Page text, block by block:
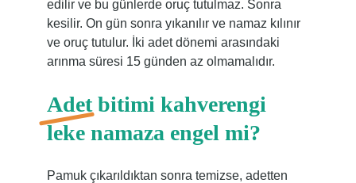
edilir ve bu günlerde oruç tutulmaz. Sonra
kesilir. On gün sonra yıkanılır ve namaz kılınır
ve oruç tutulur. İki adet dönemi arasındaki
arınma süresi 15 günden az olmamalıdır.
Adet bitimi kahverengi
leke namaza engel mi?
Pamuk çıkarıldıktan sonra temizse, adetten